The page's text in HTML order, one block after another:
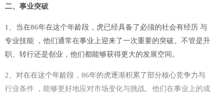
二、事业突破
1、当在86年在这个年龄段，虎已经具备了必须的社会有经历 与
专业技能 ，他们通常在事业上迎来了一次重要的突破。不管是升
职、转行还是创业，他们都能够获得更大的发展空间。
2、对在在这个年龄段，86年的虎逐渐积累了部分核心竞争力与
行业条件 ，能够更好地应对市场变化与挑战。他们在事业上的成